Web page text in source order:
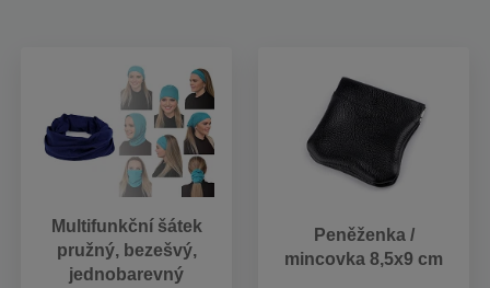
Multifunkční šátek
pružný, bezešvý,
jednobarevný
Peněženka /
mincovka 8,5x9 cm